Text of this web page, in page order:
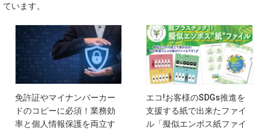
ています。
免許証やマイナンバーカー
ドのコピーに必須！業務効
率と個人情報保護を両立す
エコ!お客様のSDGs推進を
支援する紙で出来たファイ
ル「擬似エンボス紙ファイ